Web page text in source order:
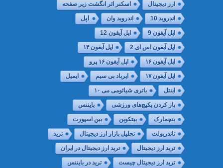
ارز دیجیتال اسکنر اثر انگشت زیر صفحه
اندروید 10 اندروید وان اپل
اپل آیفون 9 اپل آیفون 12
اپل آیفون اس ای 2 اپل آیفون ۱۴
اپل آیفون ۱۶ اپل آیفون ۱۶ پرو
اپل آیفون ۱۷ ایرباد بی سیم ایمیل
اینتل باتری شیائومی می ۱۰
باز کردن پکیج‌های ورزشی بایننس
بنچمارک بیتکوین بین اسپورت
تاندربولت تحلیل بازار ارز دیجیتال ترید
ترید ارز دیجیتال ترید ارز دیجیتال در ایران
ترید ارز دیجیتال چیست ترید در بایننس